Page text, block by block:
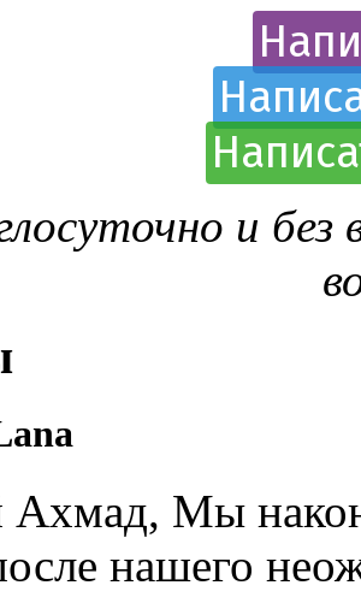
и
Ахмад, Мы
нашего